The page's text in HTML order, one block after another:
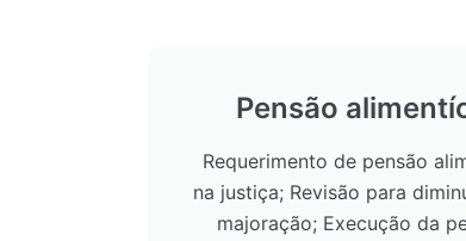
Pensão
Requerimento de pensão
na justiça; Revisão para
majoração; Execução da